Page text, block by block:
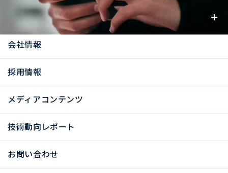
お知らせ
会社情報
採用情報
メディアコンテンツ
技術動向レポート
お問い合わせ